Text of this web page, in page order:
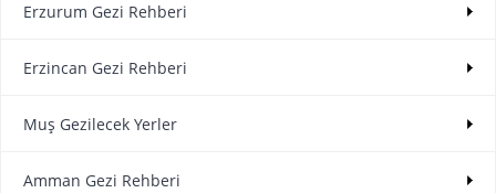
Erzurum Gezi Rehberi
Erzincan Gezi Rehberi
Muş Gezilecek Yerler
Amman Gezi Rehberi